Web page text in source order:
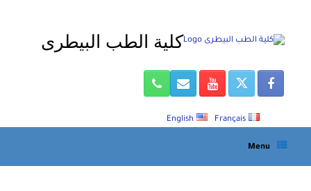
كلية الطب البيطرى
English Français
Menu